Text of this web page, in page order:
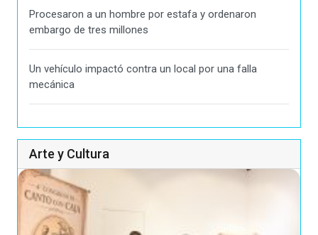
Procesaron a un hombre por estafa y ordenaron
embargo de tres millones
Un vehículo impactó contra un local por una falla
mecánica
Arte y Cultura